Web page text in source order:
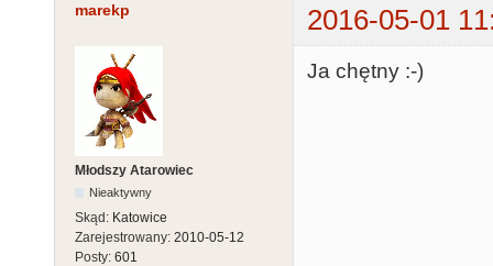
marekp 2016-05-01
Młodszy Atarowiec
Nieaktywny
Skąd: Katowice
Zarejestrowany: 2010-05-12
Posty: 601
Ja chętny :-)